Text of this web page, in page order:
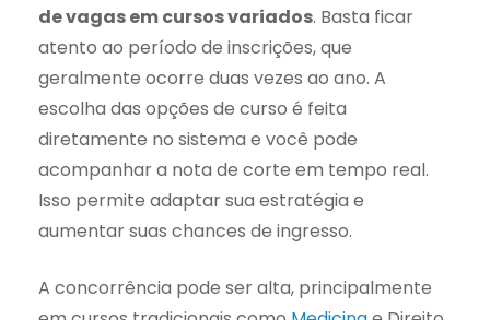
de vagas em cursos variados. Basta ficar
atento ao período de inscrições, que
geralmente ocorre duas vezes ao ano. A
escolha das opções de curso é feita
diretamente no sistema e você pode
acompanhar a nota de corte em tempo real.
Isso permite adaptar sua estratégia e
aumentar suas chances de ingresso.
A concorrência pode ser alta, principalmente